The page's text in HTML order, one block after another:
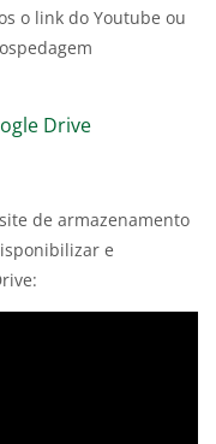
o link do Youtube ou
Drive
de armazenamento
e